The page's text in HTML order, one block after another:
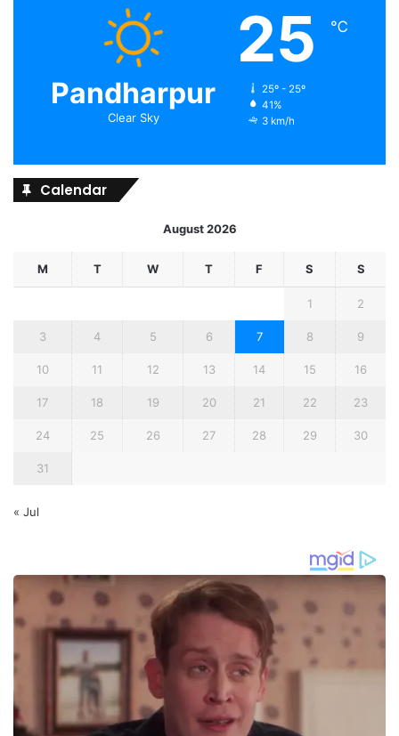
Pandharpur
Clear Sky
25 ℃
25º - 25º
41%
3 km/h
Calendar
August 2026
M T W T F S S
1 2
3 4 5 6 7 8 9
10 11 12 13 14 15 16
17 18 19 20 21 22 23
24 25 26 27 28 29 30
31
« Jul